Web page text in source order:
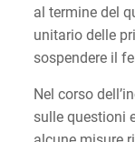
al termine del
unitario delle
sospendere il
Nel corso
sulle questioni